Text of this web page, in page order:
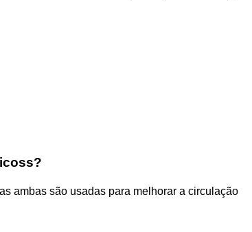
ambas são usadas para melhorar a circulação